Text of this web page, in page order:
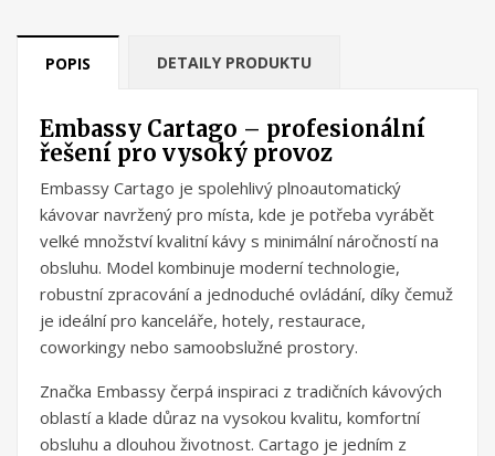
POPIS DETAILY PRODUKTU
Embassy Cartago – profesionální
řešení pro vysoký provoz
Embassy Cartago je spolehlivý plnoautomatický
kávovar navržený pro místa, kde je potřeba vyrábět
velké množství kvalitní kávy s minimální náročností na
obsluhu. Model kombinuje moderní technologie,
robustní zpracování a jednoduché ovládání, díky čemuž
je ideální pro kanceláře, hotely, restaurace,
coworkingy nebo samoobslužné prostory.
Značka Embassy čerpá inspiraci z tradičních kávových
oblastí a klade důraz na vysokou kvalitu, komfortní
obsluhu a dlouhou životnost. Cartago je jedním z